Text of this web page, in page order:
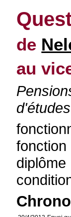
de
au
fonction
diplôme